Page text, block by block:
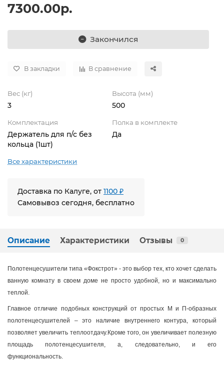
7300.00р.
Закончился
В закладки В сравнение
Вес (кг)
3
Высота (мм)
500
Комплектация
Держатель для п/с без
кольца (1шт)
Полка в комплекте
Да
Все характеристики
Доставка по Калуге, от 1100 ₽
Самовывоз сегодня, бесплатно
Описание Характеристики Отзывы 0
Полотенцесушители типа «Фокстрот» - это выбор тех, кто хочет сделать
ванную комнату в своем доме не просто удобной, но и максимально
теплой.
Главное отличие подобных конструкций от простых М и П-образных
полотенцесушителей – это наличие внутреннего контура, который
позволяет увеличить теплоотдачу.Кроме того, он увеличивает полезную
площадь полотенцесушителя, а, следовательно, и его
функциональность.